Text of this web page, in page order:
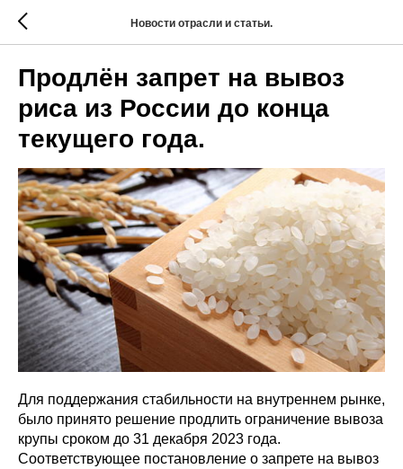
Новости отрасли и статьи.
Продлён запрет на вывоз
риса из России до конца
текущего года.
Для поддержания стабильности на внутреннем рынке,
было принято решение продлить ограничение вывоза
крупы сроком до 31 декабря 2023 года.
Соответствующее постановление о запрете на вывоз